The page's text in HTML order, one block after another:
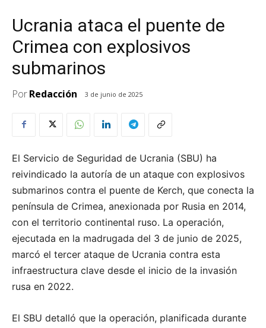
Ucrania ataca el puente de
Crimea con explosivos
submarinos
PorRedacción 3 de junio de 2025
El Servicio de Seguridad de Ucrania (SBU) ha
reivindicado la autoría de un ataque con explosivos
submarinos contra el puente de Kerch, que conecta la
península de Crimea, anexionada por Rusia en 2014,
con el territorio continental ruso. La operación,
ejecutada en la madrugada del 3 de junio de 2025,
marcó el tercer ataque de Ucrania contra esta
infraestructura clave desde el inicio de la invasión
rusa en 2022.
El SBU detalló que la operación, planificada durante